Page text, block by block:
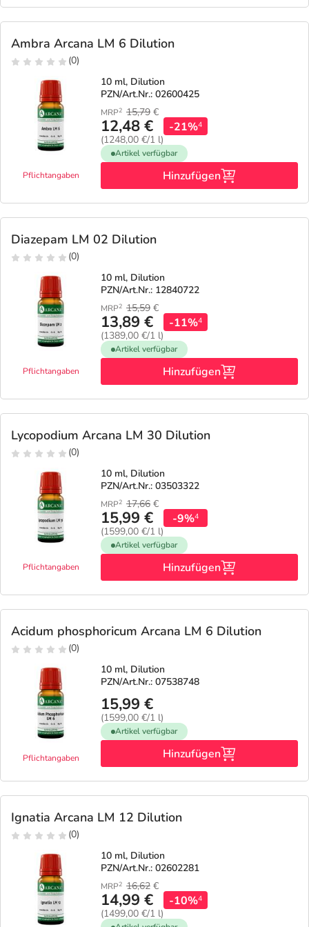
Ambra Arcana LM 6 Dilution
(0)
Pflichtangaben
10 ml, Dilution
PZN/Art.Nr.: 02600425
MRP2 15,79 €
12,48 €
(1248,00 €/1 l)
-21%4
Artikel verfügbar
Hinzufügen
Diazepam LM 02 Dilution
(0)
Pflichtangaben
10 ml, Dilution
PZN/Art.Nr.: 12840722
MRP2 15,59 €
13,89 €
(1389,00 €/1 l)
-11%4
Artikel verfügbar
Hinzufügen
Lycopodium Arcana LM 30 Dilution
(0)
Pflichtangaben
10 ml, Dilution
PZN/Art.Nr.: 03503322
MRP2 17,66 €
15,99 €
(1599,00 €/1 l)
-9%4
Artikel verfügbar
Hinzufügen
Acidum phosphoricum Arcana LM 6 Dilution
(0)
Pflichtangaben
10 ml, Dilution
PZN/Art.Nr.: 07538748
15,99 €
(1599,00 €/1 l)
Artikel verfügbar
Hinzufügen
Ignatia Arcana LM 12 Dilution
(0)
10 ml, Dilution
PZN/Art.Nr.: 02602281
MRP2 16,62 €
14,99 €
(1499,00 €/1 l)
-10%4